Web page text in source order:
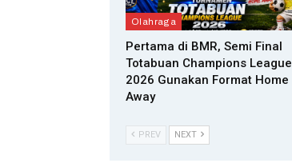
Olahraga
Pertama di BMR, Semi Final
Totabuan Champions League
2026 Gunakan Format Home
Away
PREV NEXT